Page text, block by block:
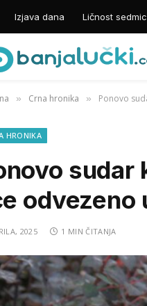
Izjava dana Ličnost
» Crna hronika » Ponovo
HRONIKA
sudar
odvezeno
2025 1 MIN ČITANJA